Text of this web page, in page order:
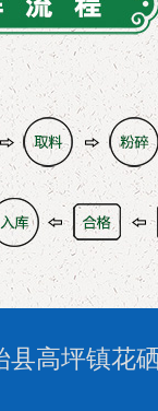
县高坪镇花